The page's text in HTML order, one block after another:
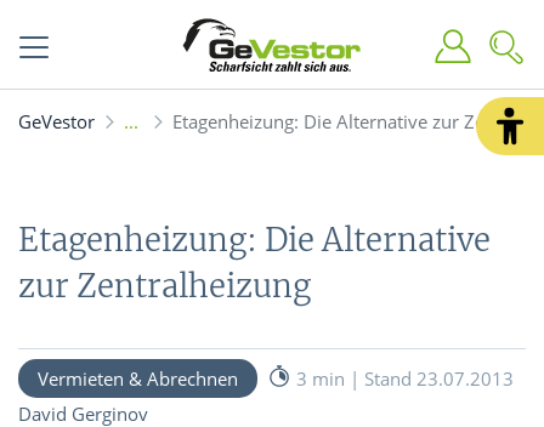
GeVestor Etagenheizung: Die Alternative zur
Etagenheizung: Die Alternative
zur Zentralheizung
Vermieten & Abrechnen
3 min | Stand 23.07.2013
David Gerginov